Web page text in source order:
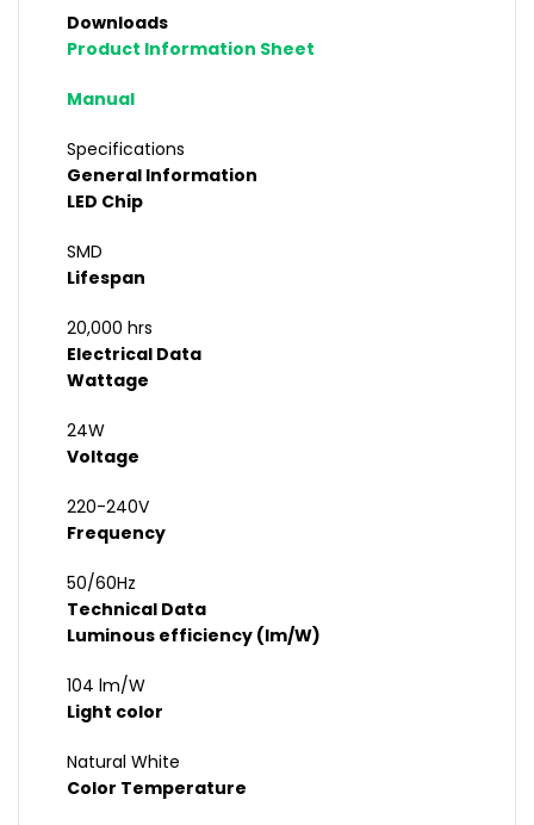
Downloads
Product Information Sheet
Manual
Specifications
General Information
LED Chip
SMD
Lifespan
20,000 hrs
Electrical Data
Wattage
24W
Voltage
220-240V
Frequency
50/60Hz
Technical Data
Luminous efficiency (lm/W)
104 lm/W
Light color
Natural White
Color Temperature